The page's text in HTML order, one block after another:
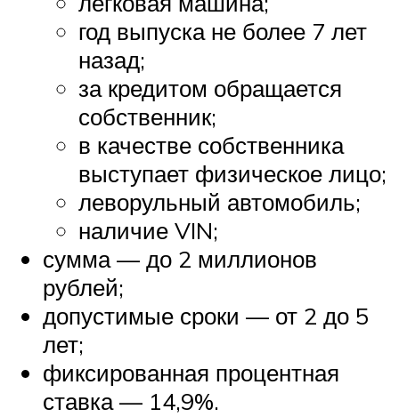
год выпуска не более 7 лет
назад;
за кредитом обращается
собственник;
в качестве собственника
выступает физическое лицо;
леворульный автомобиль;
наличие VIN;
сумма — до 2 миллионов
рублей;
допустимые сроки — от 2 до 5
лет;
фиксированная процентная
ставка — 14,9%.